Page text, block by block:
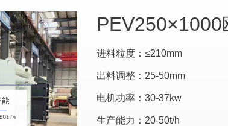
进料粒度：≤210mm
出料调整：25-50mm
电机功率：30-37kw
生产能力：20-50t/h